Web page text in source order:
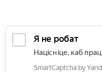
Я не робат
Націсніце, каб
SmartCaptcha by